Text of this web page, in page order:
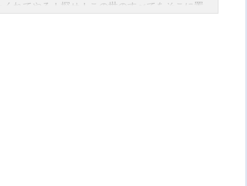
くれてやる！探せ！この世のすべてをそこに置